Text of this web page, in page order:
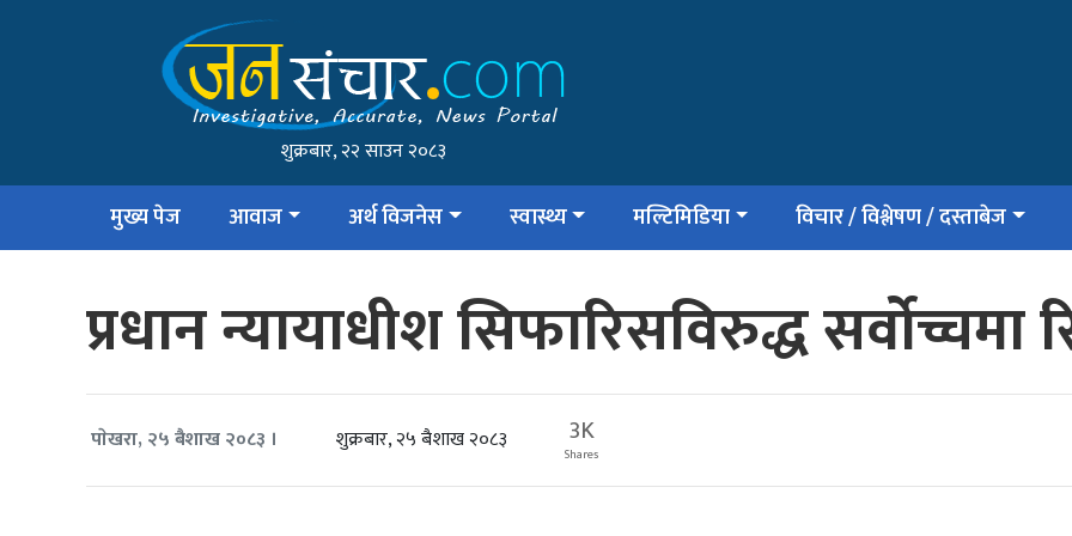
शुक्रबार, २२ साउन २०८३
मुख्य पेज आवाज अर्थ विजनेस स्वास्थ्य मल्टिमिडिया विचार / विश्लेषण / दस्ताबेज
प्रधान न्यायाधीश सिफारिसविरुद्ध सर्वोच्चमा
पाेखरा, २५ बैशाख २०८३ । शुक्रबार, २५ बैशाख २०८३ 3K
Shares